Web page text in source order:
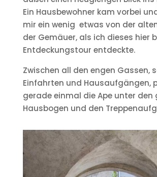
Ein Hausbewohner kam vorbei
mir ein wenig etwas von der
der Gemäuer, als ich dieses hier
Entdeckungstour entdeckte.
Zwischen all den engen Gassen,
Einfahrten und Hausaufgängen,
gerade einmal die Ape unter den
Hausbogen und den